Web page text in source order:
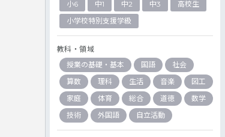
小6
中1 中2 中3
高校生
小学校特別支援学級
教科・領域
授業の基礎・基本
国語
社会
算数
理科 生活 音楽
図工
家庭
体育 総合 道徳
数学
技術
外国語 自立活動